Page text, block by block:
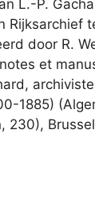
L.-P.
Rijksarchief
door R.
et
1885)
230),